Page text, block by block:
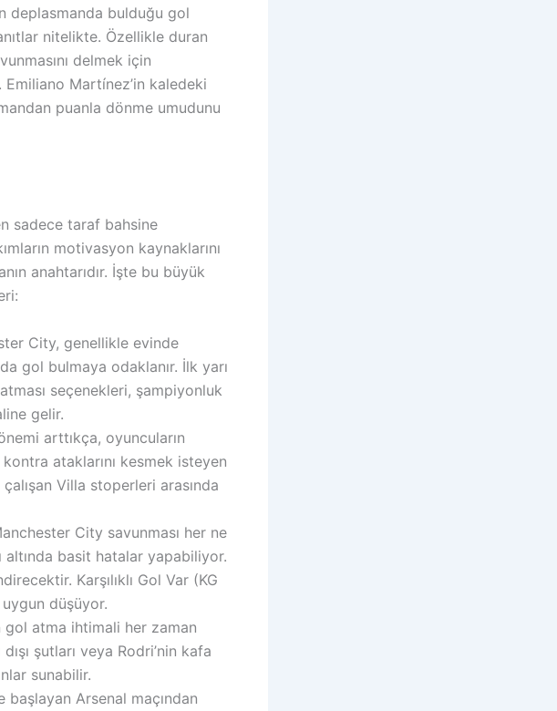
deplasmanda bulduğu gol
nitelikte. Özellikle duran
delmek için
Emiliano Martínez’in kaledeki
puanla dönme umudunu
sadece taraf bahsine
motivasyon kaynaklarını
anahtarıdır. İşte bu büyük
City, genellikle evinde
gol bulmaya odaklanır. İlk yarı
seçenekleri, şampiyonluk
gelir.
arttıkça, oyuncuların
ataklarını kesmek isteyen
Villa stoperleri arasında
City savunması her ne
altında basit hatalar yapabiliyor.
Karşılıklı Gol Var (KG
düşüyor.
gol atma ihtimali her zaman
şutları veya Rodri’nin kafa
sunabilir.
başlayan Arsenal maçından